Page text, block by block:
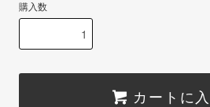
購入数
カートに